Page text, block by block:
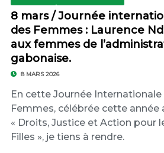
8 mars / Journée
des Femmes : Laurence
aux femmes de
gabonaise.
8 MARS 2026
En cette Journée
Femmes, célébrée cette année
« Droits, Justice et Action pour
Filles », je tiens à rendre.